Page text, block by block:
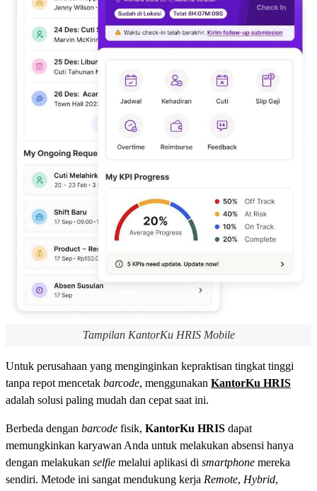
Tampilan KantorKu HRIS Mobile
Untuk perusahaan yang menginginkan kepraktisan tingkat tinggi
tanpa repot mencetak barcode, menggunakan KantorKu HRIS
adalah solusi paling mudah dan cepat saat ini.
Berbeda dengan barcode fisik, KantorKu HRIS dapat
memungkinkan karyawan Anda untuk melakukan absensi hanya
dengan melakukan selfie melalui aplikasi di smartphone mereka
sendiri. Metode ini sangat mendukung kerja Remote, Hybrid,